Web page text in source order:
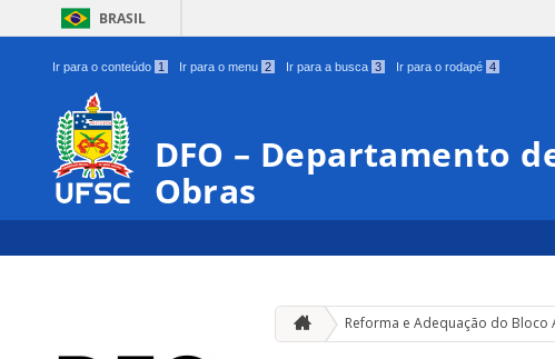
BRASIL
Ir para o conteúdo 1 Ir para o menu 2 Ir para a busca 3 Ir para o rodapé 4
DFO – Departamento
Obras
Reforma e Adequação do Bloco